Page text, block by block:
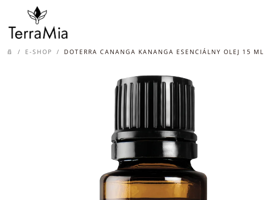
obsah
DOMOV
/ E-SHOP / DOTERRA CANANGA KANANGA ESENCIÁLNY OLEJ 15 ML